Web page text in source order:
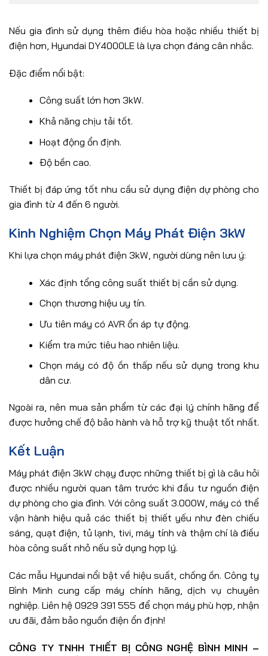
Nếu gia đình sử dụng thêm điều hòa hoặc nhiều thiết bị
điện hơn, Hyundai DY4000LE là lựa chọn đáng cân nhắc.
Đặc điểm nổi bật:
Công suất lớn hơn 3kW.
Khả năng chịu tải tốt.
Hoạt động ổn định.
Độ bền cao.
Thiết bị đáp ứng tốt nhu cầu sử dụng điện dự phòng cho
gia đình từ 4 đến 6 người.
Kinh Nghiệm Chọn Máy Phát Điện 3kW
Khi lựa chọn máy phát điện 3kW, người dùng nên lưu ý:
Xác định tổng công suất thiết bị cần sử dụng.
Chọn thương hiệu uy tín.
Ưu tiên máy có AVR ổn áp tự động.
Kiểm tra mức tiêu hao nhiên liệu.
Chọn máy có độ ồn thấp nếu sử dụng trong khu
dân cư.
Ngoài ra, nên mua sản phẩm từ các đại lý chính hãng để
được hưởng chế độ bảo hành và hỗ trợ kỹ thuật tốt nhất.
Kết Luận
Máy phát điện 3kW chạy được những thiết bị gì là câu hỏi
được nhiều người quan tâm trước khi đầu tư nguồn điện
dự phòng cho gia đình. Với công suất 3.000W, máy có thể
vận hành hiệu quả các thiết bị thiết yếu như đèn chiếu
sáng, quạt điện, tủ lạnh, tivi, máy tính và thậm chí là điều
hòa công suất nhỏ nếu sử dụng hợp lý.
Các mẫu Hyundai nổi bật về hiệu suất, chống ồn. Công ty
Bình Minh cung cấp máy chính hãng, dịch vụ chuyên
nghiệp. Liên hệ 0929 391 555 để chọn máy phù hợp, nhận
ưu đãi, đảm bảo nguồn điện ổn định!
CÔNG TY TNHH THIẾT BỊ CÔNG NGHỆ BÌNH MINH –